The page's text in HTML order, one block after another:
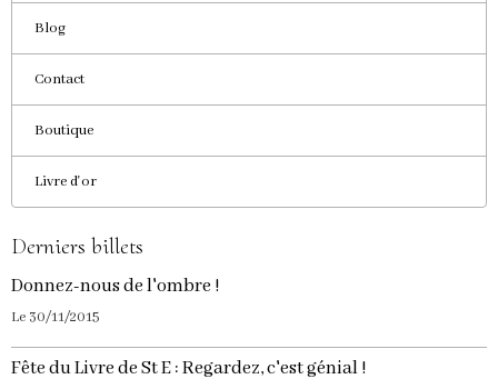
Blog
Contact
Boutique
Livre d'or
Derniers billets
Donnez-nous de l'ombre !
Le 30/11/2015
Fête du Livre de St E : Regardez, c'est génial !